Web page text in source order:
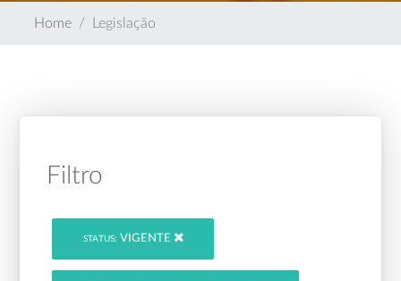
Home Legislação
Filtro
STATUS: VIGENTE